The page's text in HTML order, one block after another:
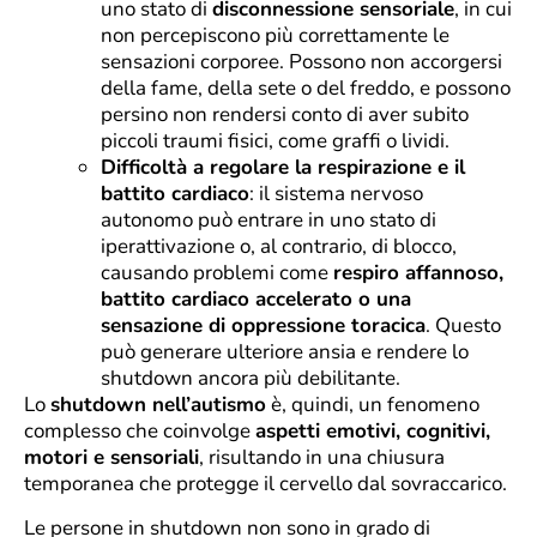
uno stato di disconnessione sensoriale, in cui
non percepiscono più correttamente le
sensazioni corporee. Possono non accorgersi
della fame, della sete o del freddo, e possono
persino non rendersi conto di aver subito
piccoli traumi fisici, come graffi o lividi.
Difficoltà a regolare la respirazione e il
battito cardiaco: il sistema nervoso
autonomo può entrare in uno stato di
iperattivazione o, al contrario, di blocco,
causando problemi come respiro affannoso,
battito cardiaco accelerato o una
sensazione di oppressione toracica. Questo
può generare ulteriore ansia e rendere lo
shutdown ancora più debilitante.
Loshutdown nell’autismoè, quindi, un fenomeno
complesso che coinvolgeaspetti emotivi, cognitivi,
motori e sensoriali, risultando in una chiusura
temporanea che protegge il cervello dal sovraccarico.
Le persone in shutdown non sono in grado di